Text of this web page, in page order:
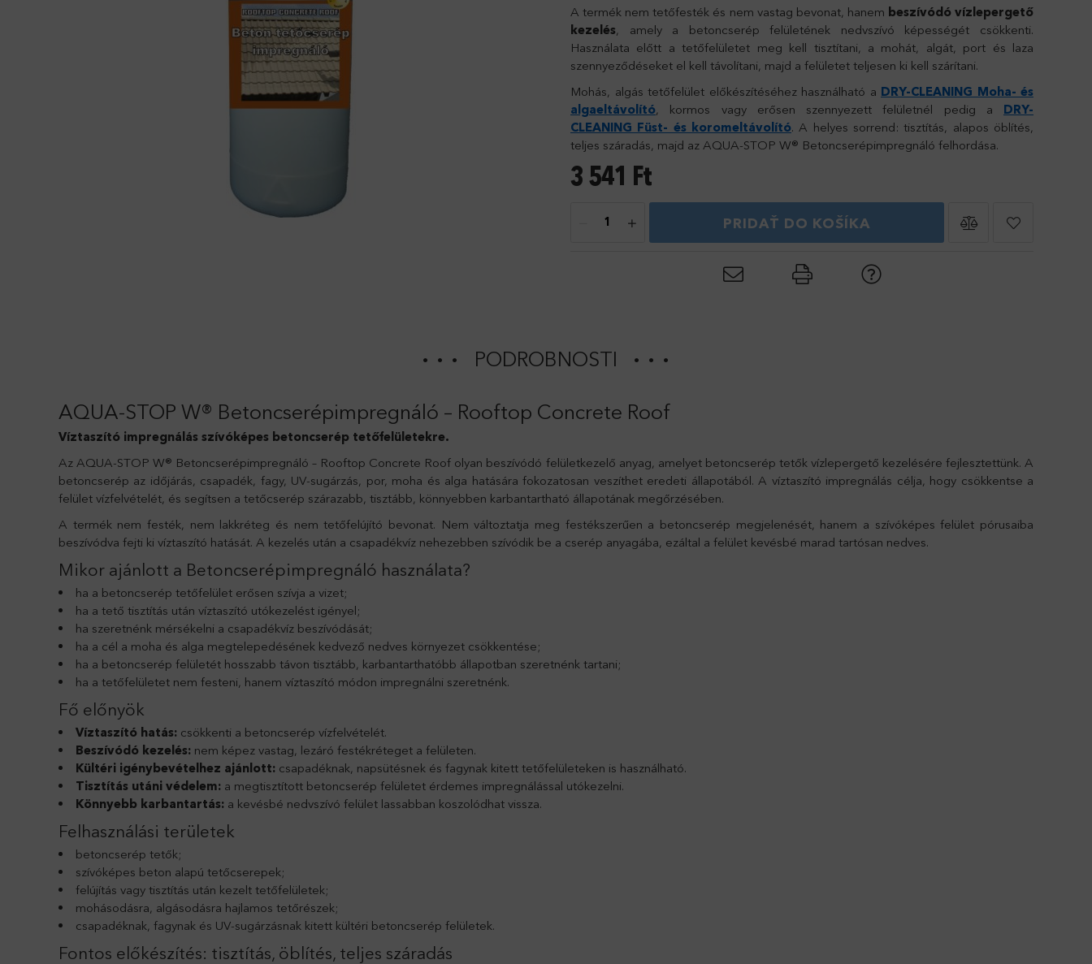
A termék nem tetőfesték és nem vastag bevonat, hanem beszívódó vízlepergető
kezelés, amely a betoncserép felületének nedvszívó képességét csökkenti.
Használata előtt a tetőfelületet meg kell tisztítani, a mohát, algát, port és laza
szennyeződéseket el kell távolítani, majd a felületet teljesen ki kell szárítani.
Mohás, algás tetőfelület előkészítéséhez használható a DRY-CLEANING Moha- és
algaeltávolító, kormos vagy erősen szennyezett felületnél pedig a DRY-
CLEANING Füst- és koromeltávolító. A helyes sorrend: tisztítás, alapos öblítés,
teljes száradás, majd az AQUA-STOP W® Betoncserépimpregnáló felhordása.
3 541 Ft
PRIDAŤ DO KOŠÍKA
PODROBNOSTI
AQUA-STOP W® Betoncserépimpregnáló – Rooftop Concrete Roof
Víztaszító impregnálás szívóképes betoncserép tetőfelületekre.
Az AQUA-STOP W® Betoncserépimpregnáló – Rooftop Concrete Roof olyan beszívódó felületkezelő anyag, amelyet betoncserép tetők vízlepergető kezelésére fejlesztettünk. A
betoncserép az időjárás, csapadék, fagy, UV-sugárzás, por, moha és alga hatására fokozatosan veszíthet eredeti állapotából. A víztaszító impregnálás célja, hogy csökkentse a
felület vízfelvételét, és segítsen a tetőcserép szárazabb, tisztább, könnyebben karbantartható állapotának megőrzésében.
A termék nem festék, nem lakkréteg és nem tetőfelújító bevonat. Nem változtatja meg festékszerűen a betoncserép megjelenését, hanem a szívóképes felület pórusaiba
beszívódva fejti ki víztaszító hatását. A kezelés után a csapadékvíz nehezebben szívódik be a cserép anyagába, ezáltal a felület kevésbé marad tartósan nedves.
Mikor ajánlott a Betoncserépimpregnáló használata?
ha a betoncserép tetőfelület erősen szívja a vizet;
ha a tető tisztítás után víztaszító utókezelést igényel;
ha szeretnénk mérsékelni a csapadékvíz beszívódását;
ha a cél a moha és alga megtelepedésének kedvező nedves környezet csökkentése;
ha a betoncserép felületét hosszabb távon tisztább, karbantarthatóbb állapotban szeretnénk tartani;
ha a tetőfelületet nem festeni, hanem víztaszító módon impregnálni szeretnénk.
Fő előnyök
Víztaszító hatás: csökkenti a betoncserép vízfelvételét.
Beszívódó kezelés: nem képez vastag, lezáró festékréteget a felületen.
Kültéri igénybevételhez ajánlott: csapadéknak, napsütésnek és fagynak kitett tetőfelületeken is használható.
Tisztítás utáni védelem: a megtisztított betoncserép felületet érdemes impregnálással utókezelni.
Könnyebb karbantartás: a kevésbé nedvszívó felület lassabban koszolódhat vissza.
Felhasználási területek
betoncserép tetők;
szívóképes beton alapú tetőcserepek;
felújítás vagy tisztítás után kezelt tetőfelületek;
mohásodásra, algásodásra hajlamos tetőrészek;
csapadéknak, fagynak és UV-sugárzásnak kitett kültéri betoncserép felületek.
Fontos előkészítés: tisztítás, öblítés, teljes száradás